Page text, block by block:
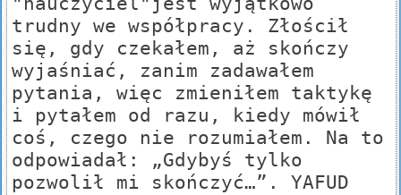
trudny we współpracy. Złościł
się, gdy czekałem, aż skończy
wyjaśniać, zanim zadawałem
pytania, więc zmieniłem taktykę
i pytałem od razu, kiedy mówił
coś, czego nie rozumiałem. Na to
odpowiadał: „Gdybyś tylko
pozwolił mi skończyć…”. YAFUD